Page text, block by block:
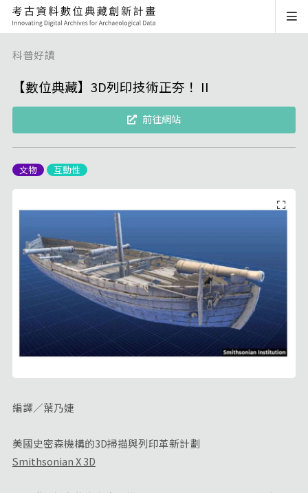
科普好讀
【數位典藏】3D列印技術正夯！ II
前往網站
文物 互動性
編譯／葉乃婕
美國史密森機構的3D掃描與列印革新計劃
Smithsonian X 3D